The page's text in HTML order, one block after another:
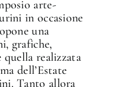
arte-
in occasione
una
grafiche,
quella realizzata
dell’Estate
Tanto allora